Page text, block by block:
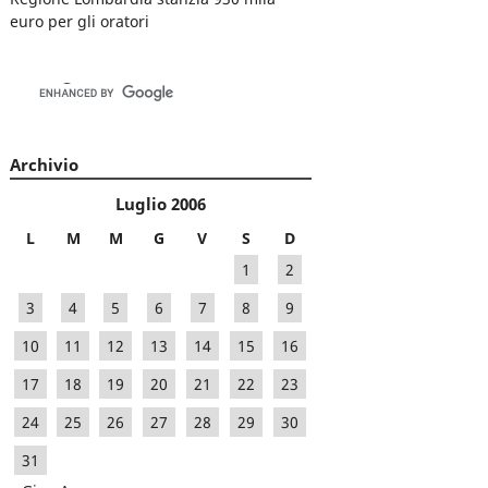
euro per gli oratori
Archivio
Luglio 2006
L M M G V S
D
1
2
3
4 5 6 7 8
9
10
11 12 13 14 15
16
17
18 19 20 21 22
23
24
25 26 27 28 29
30
31